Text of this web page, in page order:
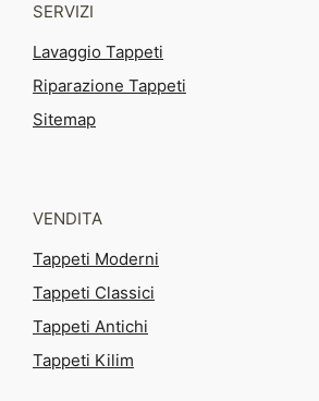
SERVIZI
Lavaggio Tappeti
Riparazione Tappeti
Sitemap
VENDITA
Tappeti Moderni
Tappeti Classici
Tappeti Antichi
Tappeti Kilim